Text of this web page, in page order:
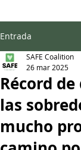
Entrada
Récord
las
mucho
SAFE Coalition
26 mar 2025